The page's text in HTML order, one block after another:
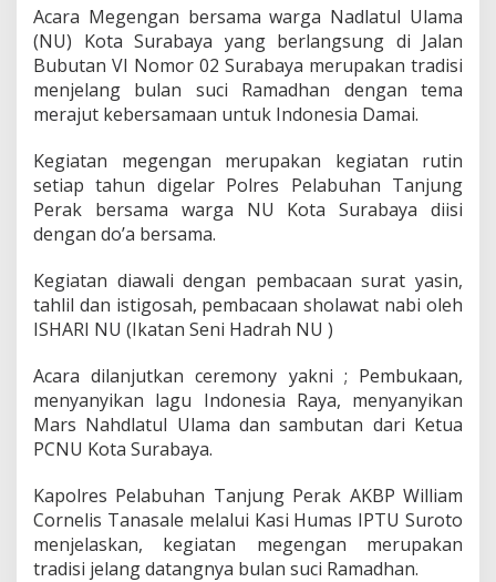
n
u
n
g
P
a
k
G
r
T
r
d
s
i
g
n
g
a
Acara Megengan bersama warga Nadlatul Ulama
(NU) Kota Surabaya yang berlangsung di Jalan
Bubutan VI Nomor 02 Surabaya merupakan tradisi
menjelang bulan suci Ramadhan dengan tema
merajut kebersamaan untuk Indonesia Damai.
Kegiatan megengan merupakan kegiatan rutin
setiap tahun digelar Polres Pelabuhan Tanjung
Perak bersama warga NU Kota Surabaya diisi
dengan do’a bersama.
Kegiatan diawali dengan pembacaan surat yasin,
tahlil dan istigosah, pembacaan sholawat nabi oleh
ISHARI NU (Ikatan Seni Hadrah NU )
Acara dilanjutkan ceremony yakni ; Pembukaan,
menyanyikan lagu Indonesia Raya, menyanyikan
Mars Nahdlatul Ulama dan sambutan dari Ketua
PCNU Kota Surabaya.
Kapolres Pelabuhan Tanjung Perak AKBP William
Cornelis Tanasale melalui Kasi Humas IPTU Suroto
menjelaskan, kegiatan megengan merupakan
tradisi jelang datangnya bulan suci Ramadhan.